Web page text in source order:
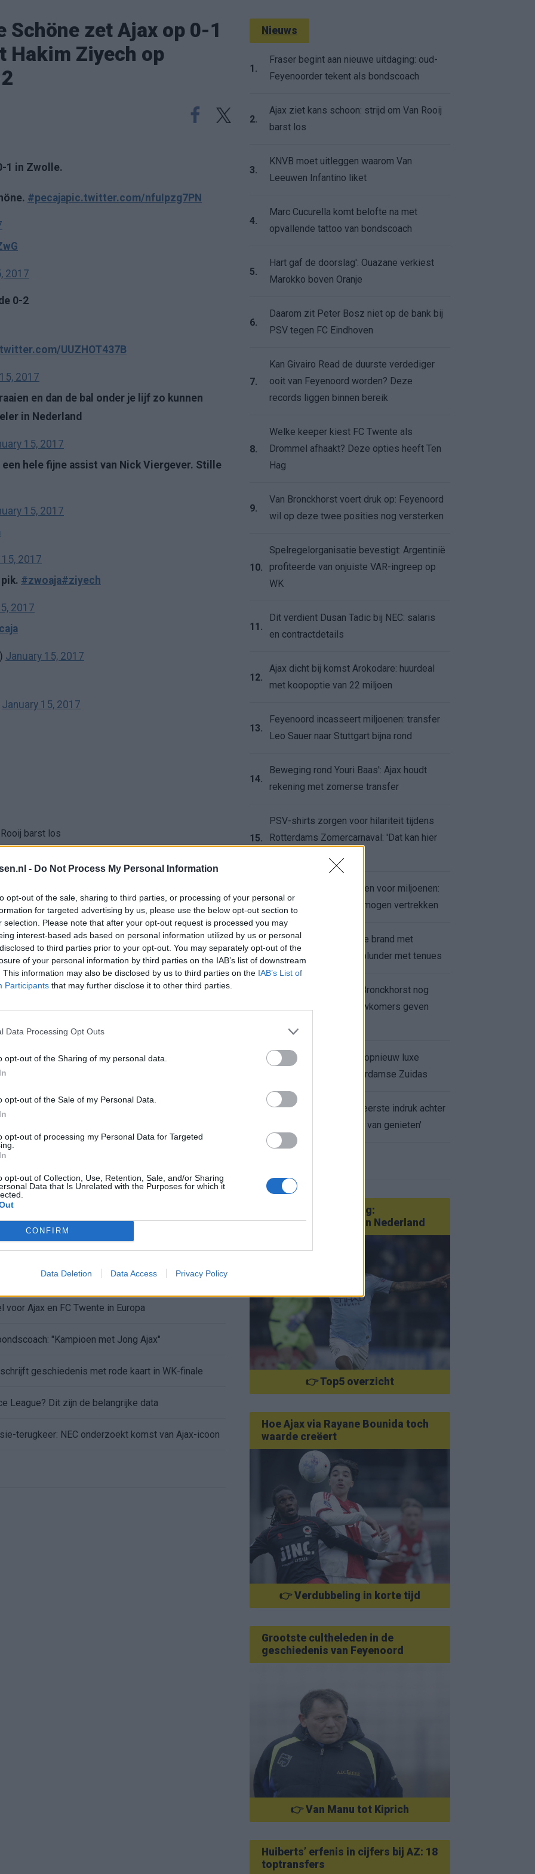
- Do Not Process My Personal Information
opt-out of the sale, sharing to third parties, or processing of your personal or
for targeted advertising by us, please use the below opt-out section to
selection. Please note that after your opt-out request is processed you may
interest-based ads based on personal information utilized by us or personal
to third parties prior to your opt-out. You may separately opt-out of the
of your personal information by third parties on the IAB’s list of downstream
This information may also be disclosed by us to third parties on the IAB’s List of
Participants that may further disclose it to other third parties.
Data Processing Opt Outs
opt-out of the Sharing of my personal data.
opt-out of the Sale of my Personal Data.
opt-out of processing my Personal Data for Targeted
opt-out of Collection, Use, Retention, Sale, and/or Sharing
Data that Is Unrelated with the Purposes for which it
CONFIRM
Data Deletion Data Access Privacy Policy
Schöne zet Ajax op 0-1
Hakim Ziyech op
1 in Zwolle.
#pecajapic.twitter.com/nfuIpzg7PN
2017
0-2
UUZHOT437B
2017
en dan de bal onder je lijf zo kunnen
in Nederland
15, 2017
hele fijne assist van Nick Viergever. Stille
15, 2017
2017
#zwoaja#ziyech
2017
January 15, 2017
January 15, 2017
barst los
Marokko boven Oranje
en contractdetails
met koopoptie van 22 miljoen
sokken na blunder met tenues
op Amsterdamse Zuidas
bij Ajax: 'Hier gaan fans van genieten'
zijn de duels te zien
blijft cruciaal
geschiedenis
begint in de basis bij FC Barcelona
Abdellah Ouazane met Lionel Messi
na ruime zege op Vojvodina
naar Ajax - Vojvodina
van der Vaart en Sylvie Meis door de jaren heen
Ajax en FC Twente in Europa
"Kampioen met Jong Ajax"
geschiedenis met rode kaart in WK-finale
League? Dit zijn de belangrijke data
terugkeer: NEC onderzoekt komst van Ajax-icoon
Nieuws
1.
Fraser begint aan nieuwe uitdaging: oud-
Feyenoorder tekent als bondscoach
2.
Ajax ziet kans schoon: strijd om Van Rooij
barst los
3.
KNVB moet uitleggen waarom Van
Leeuwen Infantino liket
4.
Marc Cucurella komt belofte na met
opvallende tattoo van bondscoach
5.
Hart gaf de doorslag': Ouazane verkiest
Marokko boven Oranje
6.
Daarom zit Peter Bosz niet op de bank bij
PSV tegen FC Eindhoven
7.
Kan Givairo Read de duurste verdediger
ooit van Feyenoord worden? Deze
records liggen binnen bereik
8.
Welke keeper kiest FC Twente als
Drommel afhaakt? Deze opties heeft Ten
Hag
9.
Van Bronckhorst voert druk op: Feyenoord
wil op deze twee posities nog versterken
10.
Spelregelorganisatie bevestigt: Argentinië
profiteerde van onjuiste VAR-ingreep op
WK
11.
Dit verdient Dusan Tadic bij NEC: salaris
en contractdetails
12.
Ajax dicht bij komst Arokodare: huurdeal
met koopoptie van 22 miljoen
13.
Feyenoord incasseert miljoenen: transfer
Leo Sauer naar Stuttgart bijna rond
14.
Beweging rond Youri Baas': Ajax houdt
rekening met zomerse transfer
15.
PSV-shirts zorgen voor hilariteit tijdens
Rotterdams Zomercarnaval: 'Dat kan hier
16.
Feyenoord zet deur open voor miljoenen:
Ueda en Hadj Moussa mogen vertrekken
17.
Ajax helpt Burnley uit de brand met
afgeknipte sokken na blunder met tenues
Feyenoord onder Van Bronckhorst nog
altijd ongeslagen: nieuwkomers geven
Hakim Ziyech verhuurt opnieuw luxe
appartement op Amsterdamse Zuidas
Marcos Leonardo laat eerste indruk achter
bij Ajax: 'Hier gaan fans van genieten'
Van Götze tot Sterling:
statementtransfers in Nederland
👉 Top5 overzicht
Hoe Ajax via Rayane Bounida toch
waarde creëert
👉 Verdubbeling in korte tijd
Grootste cultheleden in de
geschiedenis van Feyenoord
👉 Van Manu tot Kiprich
Huiberts’ erfenis in cijfers bij AZ: 18
toptransfers